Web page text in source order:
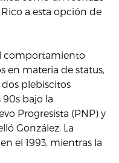
a esta opción de
comportamiento
en materia de status,
plebiscitos
bajo la
Progresista (PNP) y
González. La
el 1993, mientras la